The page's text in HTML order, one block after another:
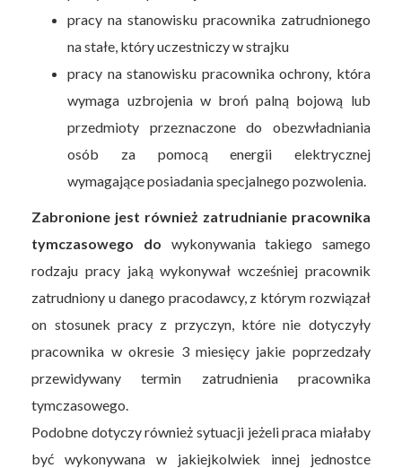
pracy na stanowisku pracownika zatrudnionego
na stałe, który uczestniczy w strajku
pracy na stanowisku pracownika ochrony, która
wymaga uzbrojenia w broń palną bojową lub
przedmioty przeznaczone do obezwładniania
osób za pomocą energii elektrycznej
wymagające posiadania specjalnego pozwolenia.
Zabronione jest również zatrudnianie pracownika
tymczasowego do wykonywania takiego samego
rodzaju pracy jaką wykonywał wcześniej pracownik
zatrudniony u danego pracodawcy, z którym rozwiązał
on stosunek pracy z przyczyn, które nie dotyczyły
pracownika w okresie 3 miesięcy jakie poprzedzały
przewidywany termin zatrudnienia pracownika
tymczasowego.
Podobne dotyczy również sytuacji jeżeli praca miałaby
być wykonywana w jakiejkolwiek innej jednostce